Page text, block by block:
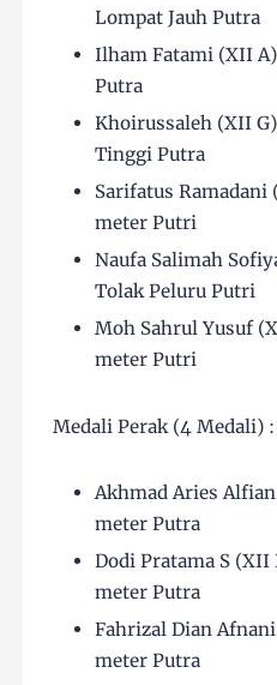
Lompat Jauh Putra
Ilham Fatami (XII
Putra
Khoirussaleh (XII
Tinggi Putra
Sarifatus Ramadani
meter Putri
Naufa Salimah
Tolak Peluru Putri
Moh Sahrul Yusuf
meter Putri
Medali Perak (4 Medali) :
Akhmad Aries
meter Putra
Dodi Pratama S (XII
meter Putra
Fahrizal Dian
meter Putra